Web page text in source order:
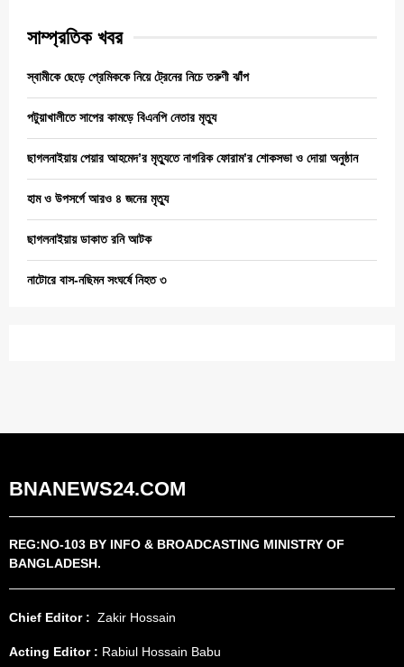
সাম্প্রতিক খবর
স্বামীকে ছেড়ে প্রেমিককে নিয়ে ট্রেনের নিচে তরুণী ঝাঁপ
পটুয়াখালীতে সাপের কামড়ে বিএনপি নেতার মৃত্যু
ছাগলনাইয়ায় পেয়ার আহমেদ’র মৃত্যুতে নাগরিক ফোরাম’র শোকসভা ও দোয়া অনুষ্ঠান
হাম ও উপসর্গে আরও ৪ জনের মৃত্যু
ছাগলনাইয়ায় ডাকাত রনি আটক
নাটোরে বাস-নছিমন সংঘর্ষে নিহত ৩
BNANEWS24.COM
REG:NO-103 BY INFO & BROADCASTING MINISTRY OF
BANGLADESH.
Chief Editor : Zakir Hossain
Acting Editor : Rabiul Hossain Babu